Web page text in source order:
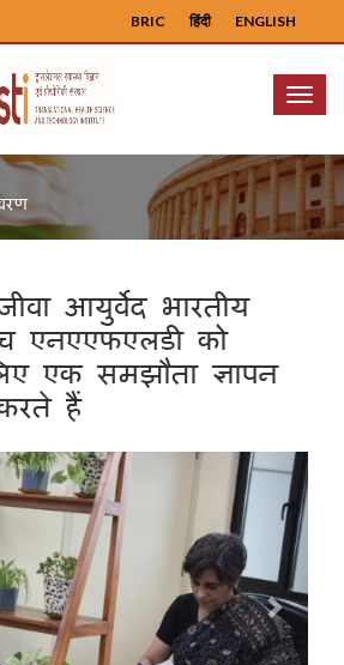
ENGLISH
हिंदी
BRIC
Menu
आयुर्वेद भारतीय
एनएएफएलडी को
एक समझौता ज्ञापन
हैं
Next